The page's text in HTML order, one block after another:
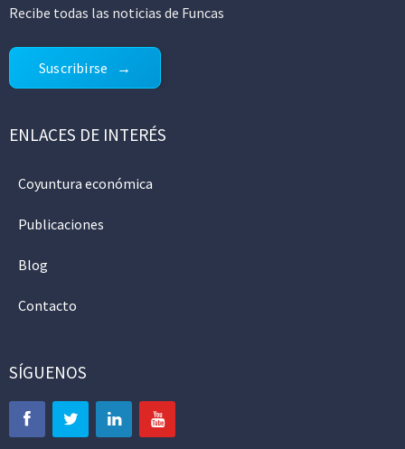
Recibe todas las noticias de Funcas
Suscribirse
ENLACES DE INTERÉS
Coyuntura económica
Publicaciones
Blog
Contacto
SÍGUENOS